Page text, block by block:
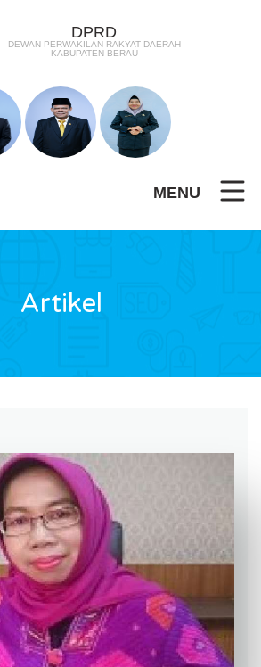
DPRD
DEWAN PERWAKILAN RAKYAT DAERAH
KABUPATEN BERAU
MENU
Artikel